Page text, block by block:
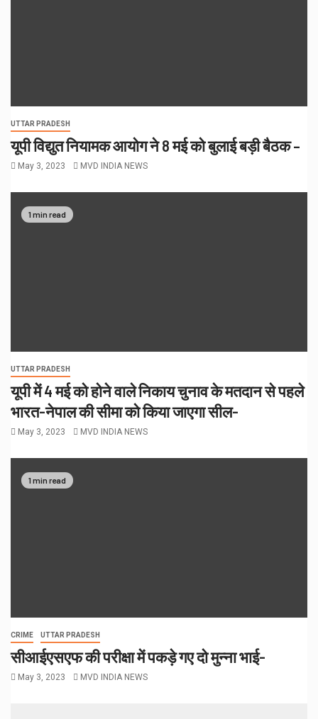
UTTAR PRADESH
यूपी विद्युत नियामक आयोग ने 8 मई को बुलाई बड़ी बैठक –
May 3, 2023 MVD INDIA NEWS
1 min read
UTTAR PRADESH
यूपी में 4 मई को होने वाले निकाय चुनाव के मतदान से पहले
भारत-नेपाल की सीमा को किया जाएगा सील-
May 3, 2023 MVD INDIA NEWS
1 min read
CRIME UTTAR PRADESH
सीआईएसएफ की परीक्षा में पकड़े गए दो मुन्ना भाई-
May 3, 2023 MVD INDIA NEWS